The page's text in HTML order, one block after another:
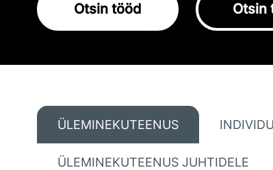
Otsin tööd Otsin
ÜLEMINEKUTEENUS
ÜLEMINEKUTEENUS JUHTIDELE